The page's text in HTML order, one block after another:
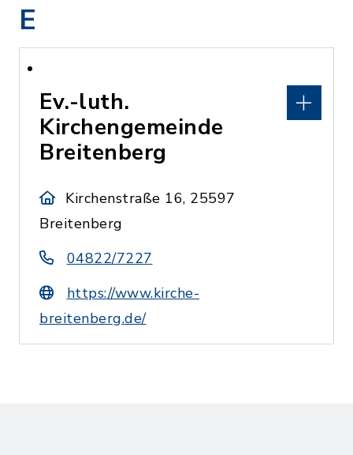
E
Ev.-luth.
Kirchengemeinde
Breitenberg
Kirchenstraße 16, 25597
Breitenberg
04822/7227
https://www.kirche-
breitenberg.de/